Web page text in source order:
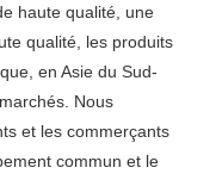
haute qualité, une
qualité, les produits
en Asie du Sud-
Nous
et les commerçants
commun et le